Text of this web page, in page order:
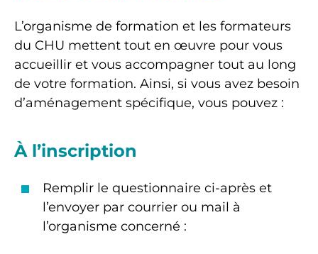
L’organisme de formation et les formateurs
du CHU mettent tout en œuvre pour vous
accueillir et vous accompagner tout au long
de votre formation. Ainsi, si vous avez besoin
d’aménagement spécifique, vous pouvez :
À l’inscription
Remplir le questionnaire ci-après et
l’envoyer par courrier ou mail à
l’organisme concerné :